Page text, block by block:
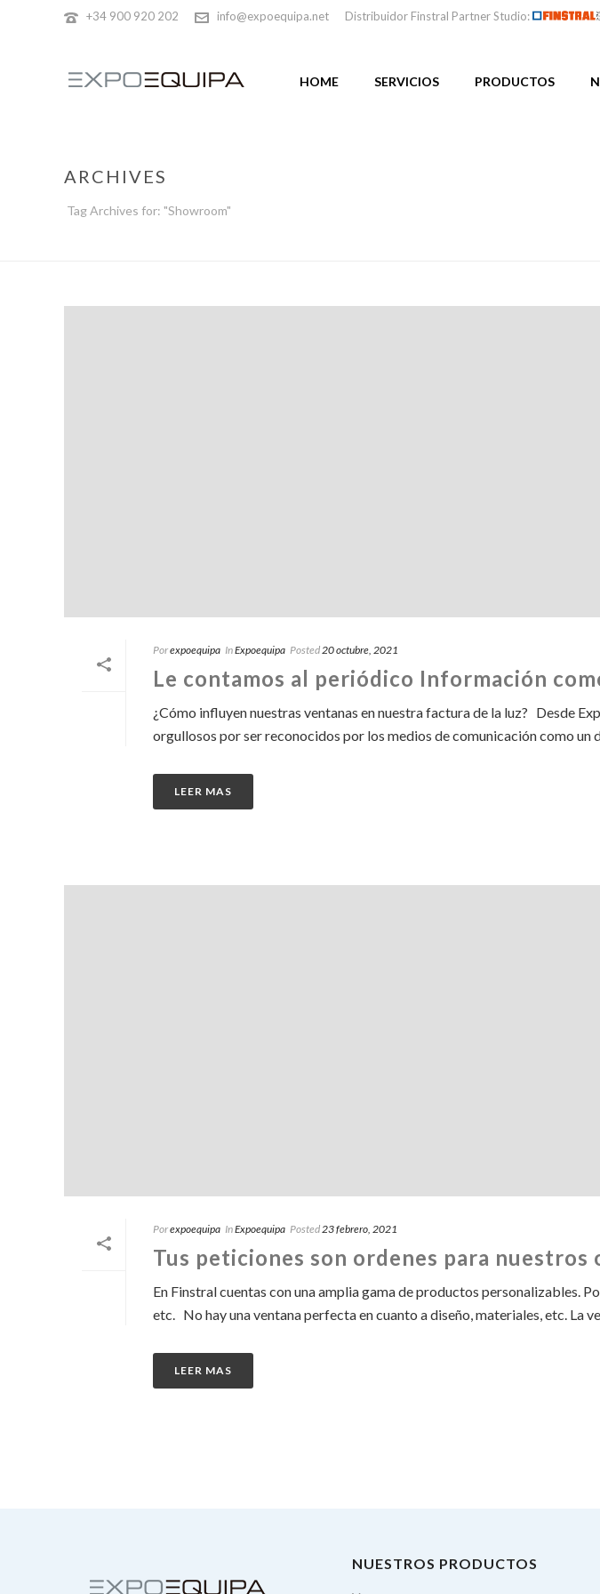
+34 900 920 202 info@expoequipa.net Distribuidor Finstral Partner Studio:
HOME SERVICIOS PRODUCTOS
ARCHIVES
Tag Archives for: "Showroom"
Porexpoequipa InExpoequipa Posted20 octubre, 2021
Le contamos al periódico Información
¿Cómo influyen nuestras ventanas en nuestra factura de la luz? Desde
orgullosos por ser reconocidos por los medios de comunicación como un
LEER MAS
Porexpoequipa InExpoequipa Posted23 febrero, 2021
Tus peticiones son ordenes para nuestros
En Finstral cuentas con una amplia gama de productos personalizables.
etc. No hay una ventana perfecta en cuanto a diseño, materiales, etc. La
LEER MAS
NUESTROS PRODUCTOS